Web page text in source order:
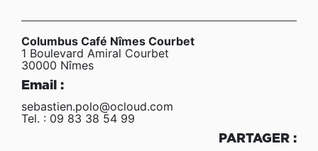
Columbus Café Nîmes Courbet
1 Boulevard Amiral Courbet
30000 Nîmes
Email :
sebastien.polo@ocloud.com
Tel. : 09 83 38 54 99
PARTAGER :